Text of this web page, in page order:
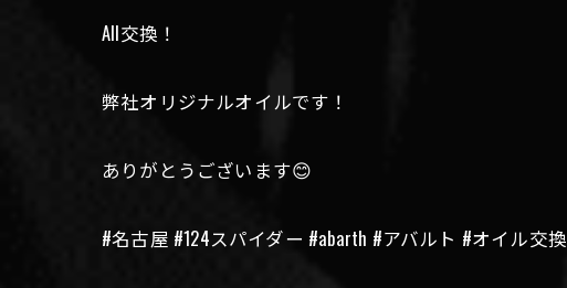
All交換！
弊社オリジナルオイルです！
ありがとうございます😊
#名古屋 #124スパイダー #abarth #アバルト #オイル交換